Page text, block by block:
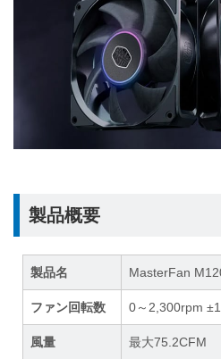
製品概要
製品名 MasterFan
ファン回転数 0～2,300rpm
風量 最大75.2CFM